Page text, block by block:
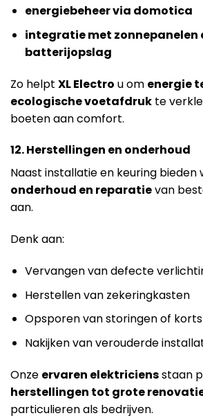
energiebeheer via domotica
integratie met zonnepanelen
batterijopslag
Zo helpt XL Electro u om energie
ecologische voetafdruk te
boeten aan comfort.
12. Herstellingen en onderhoud
Naast installatie en keuring bieden
onderhoud en reparatievan
aan.
Denk aan:
Vervangen van defecte
Herstellen van zekeringkasten
Opsporen van storingen of
Nakijken van verouderde
Onze ervaren elektriciensstaan
herstellingen tot grote
particulieren als bedrijven.